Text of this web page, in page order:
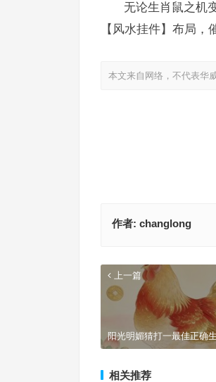
无论生肖鼠之机
【风水挂件】布局，
本文来自网络，不代表华
作者: changlong
上一篇
阳光明媚猜打一最佳正确
相关推荐